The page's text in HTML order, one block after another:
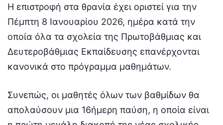
Η επιστροφή στα θρανία έχει οριστεί για την
Πέμπτη 8 Ιανουαρίου 2026, ημέρα κατά την
οποία όλα τα σχολεία της Πρωτοβάθμιας και
Δευτεροβάθμιας Εκπαίδευσης επανέρχονται
κανονικά στο πρόγραμμα μαθημάτων.
Συνεπώς, οι μαθητές όλων των βαθμίδων θα
απολαύσουν μια 16ήμερη παύση, η οποία είναι